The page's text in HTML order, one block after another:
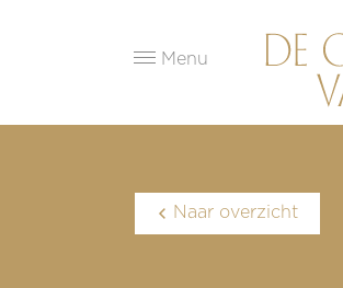
Menu
Naar overzicht